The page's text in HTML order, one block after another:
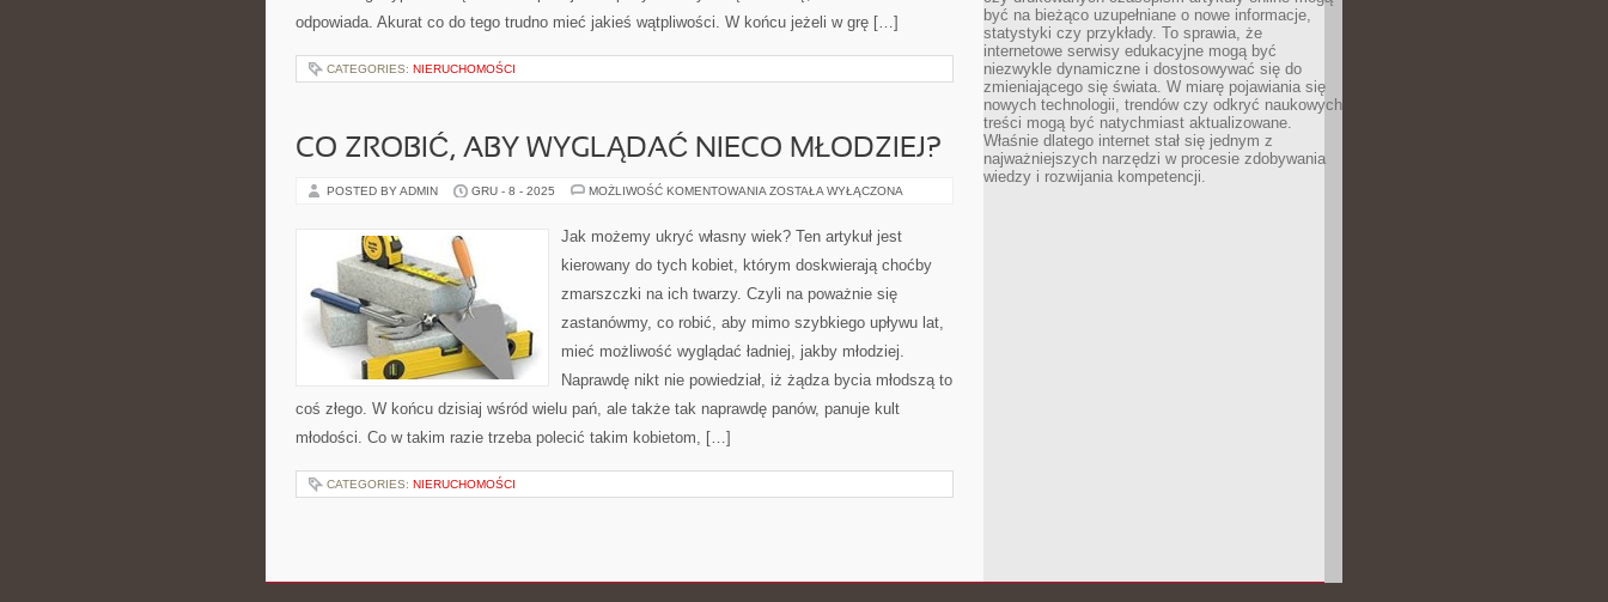
odpowiada. Akurat co do tego trudno mieć jakieś wątpliwości. W końcu jeżeli w grę […]
CATEGORIES: NIERUCHOMOŚCI
CO ZROBIĆ, ABY WYGLĄDAĆ NIECO MŁODZIEJ?
POSTED BY ADMIN GRU - 8 - 2025 MOŻLIWOŚĆ KOMENTOWANIA CO
WYGLĄDAĆ
NIECO
ZOSTAŁA WYŁĄCZONA
Jak możemy ukryć własny wiek? Ten artykuł jest
kierowany do tych kobiet, którym doskwierają choćby
zmarszczki na ich twarzy. Czyli na poważnie się
zastanówmy, co robić, aby mimo szybkiego upływu lat,
mieć możliwość wyglądać ładniej, jakby młodziej.
Naprawdę nikt nie powiedział, iż żądza bycia młodszą to
coś złego. W końcu dzisiaj wśród wielu pań, ale także tak naprawdę panów, panuje kult
młodości. Co w takim razie trzeba polecić takim kobietom, […]
CATEGORIES: NIERUCHOMOŚCI
być na bieżąco uzupełniane o nowe informacje,
statystyki czy przykłady. To sprawia, że
internetowe serwisy edukacyjne mogą być
niezwykle dynamiczne i dostosowywać się do
zmieniającego się świata. W miarę pojawiania się
nowych technologii, trendów czy odkryć naukowych
treści mogą być natychmiast aktualizowane.
Właśnie dlatego internet stał się jednym z
najważniejszych narzędzi w procesie zdobywania
wiedzy i rozwijania kompetencji.